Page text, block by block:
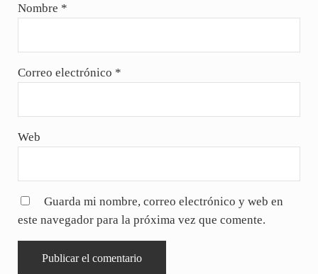
Nombre *
Correo electrónico *
Web
Guarda mi nombre, correo electrónico y web en
este navegador para la próxima vez que comente.